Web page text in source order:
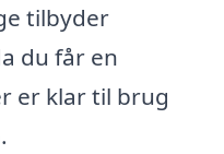
tilbyder
du får en
er klar til brug